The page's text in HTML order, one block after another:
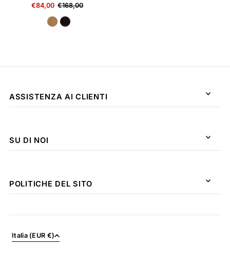
€84,00 €168,00
ASSISTENZA AI CLIENTI
SU DI NOI
POLITICHE DEL SITO
Italia (EUR €)